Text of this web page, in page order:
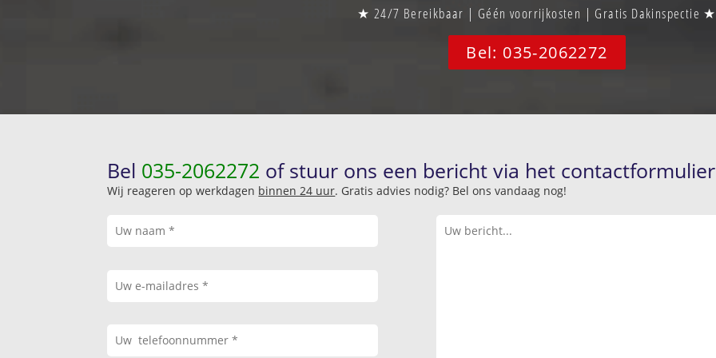
★ 24/7 Bereikbaar | Géén voorrijkosten | Gratis Dakinspectie ★
Bel: 035-2062272
Bel 035-2062272 of stuur ons een bericht via het
Wij reageren op werkdagen binnen 24 uur. Gratis advies nodig? Bel ons vandaag nog!